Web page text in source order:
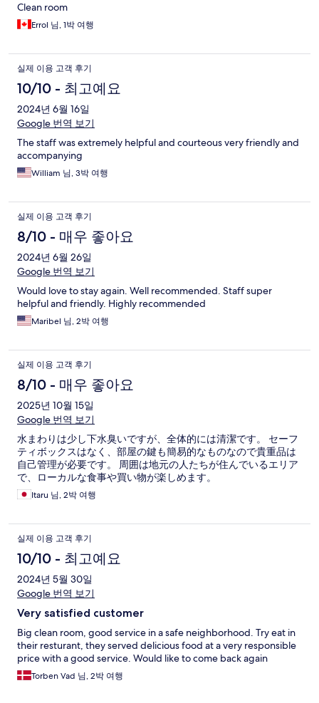
Clean room
Errol 님, 1박 여행
실제 이용 고객 후기
10/10 - 최고예요
2024년 6월 16일
Google 번역 보기
The staff was extremely helpful and courteous very friendly and
accompanying
William 님, 3박 여행
실제 이용 고객 후기
8/10 - 매우 좋아요
2024년 6월 26일
Google 번역 보기
Would love to stay again. Well recommended. Staff super
helpful and friendly. Highly recommended
Maribel 님, 2박 여행
실제 이용 고객 후기
8/10 - 매우 좋아요
2025년 10월 15일
Google 번역 보기
水まわりは少し下水臭いですが、全体的には清潔です。 セーフ
ティボックスはなく、部屋の鍵も簡易的なものなので貴重品は
自己管理が必要です。 周囲は地元の人たちが住んでいるエリア
で、ローカルな食事や買い物が楽しめます。
Itaru 님, 2박 여행
실제 이용 고객 후기
10/10 - 최고예요
2024년 5월 30일
Google 번역 보기
Very satisfied customer
Big clean room, good service in a safe neighborhood. Try eat in
their resturant, they served delicious food at a very responsible
price with a good service. Would like to come back again
Torben Vad 님, 2박 여행